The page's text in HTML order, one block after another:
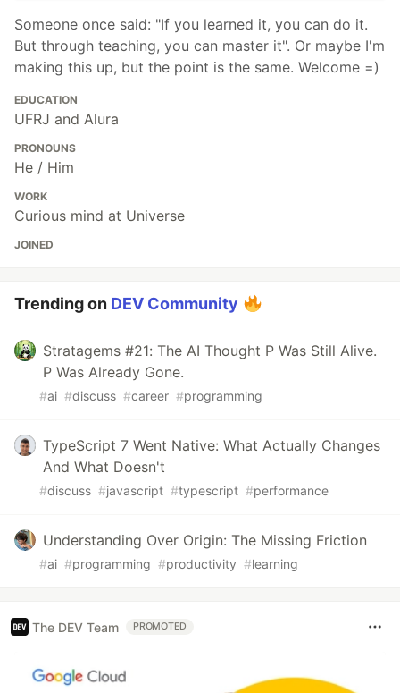
Someone once said: "If you learned it, you can do it.
But through teaching, you can master it". Or maybe I'm
making this up, but the point is the same. Welcome =)
EDUCATION
UFRJ and Alura
PRONOUNS
He / Him
WORK
Curious mind at Universe
JOINED
Trending on DEV Community
Stratagems #21: The AI Thought P Was Still Alive.
P Was Already Gone.
#ai #discuss #career #programming
TypeScript 7 Went Native: What Actually Changes
And What Doesn't
#discuss #javascript #typescript #performance
Understanding Over Origin: The Missing Friction
#ai #programming #productivity #learning
The DEV Team PROMOTED